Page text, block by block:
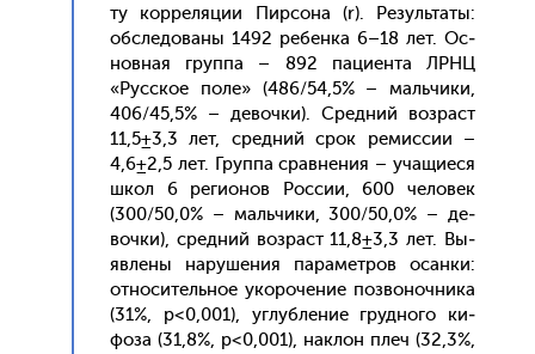
ту кор­ре­ляции Пир­со­на (r). Ре­зуль­та­ты:
об­сле­дова­ны 1492 ре­бен­ка 6–18 лет. Ос­
новная груп­па – 892 па­ци­ен­та ЛРНЦ
«Рус­ское по­ле» (486/54,5% – маль­чи­ки,
406/45,5% – де­воч­ки). Сред­ний воз­раст
11,5±3,3 лет, сред­ний срок ре­мис­сии –
4,6±2,5 лет. Груп­па срав­не­ния – уча­щи­еся
школ 6 ре­ги­онов Рос­сии, 600 че­ловек
(300/50,0% – маль­чи­ки, 300/50,0% – де­
воч­ки), сред­ний воз­раст 11,8±3,3 лет. Вы­
яв­ле­ны на­руше­ния па­рамет­ров осан­ки:
от­но­ситель­ное уко­роче­ние поз­во­ноч­ни­ка
(31%, p<0,001), уг­лубле­ние груд­но­го ки­
фоза (31,8%, p<0,001), нак­лон плеч (32,3%,